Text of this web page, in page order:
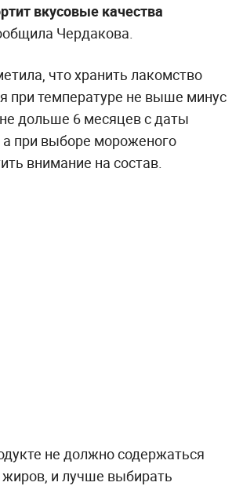
вкусовые качества
Чердакова.
что хранить лакомство
при температуре не выше минус
дольше 6 месяцев с даты
а при выборе мороженого
внимание на состав.
не должно содержаться
жиров, и лучше выбирать